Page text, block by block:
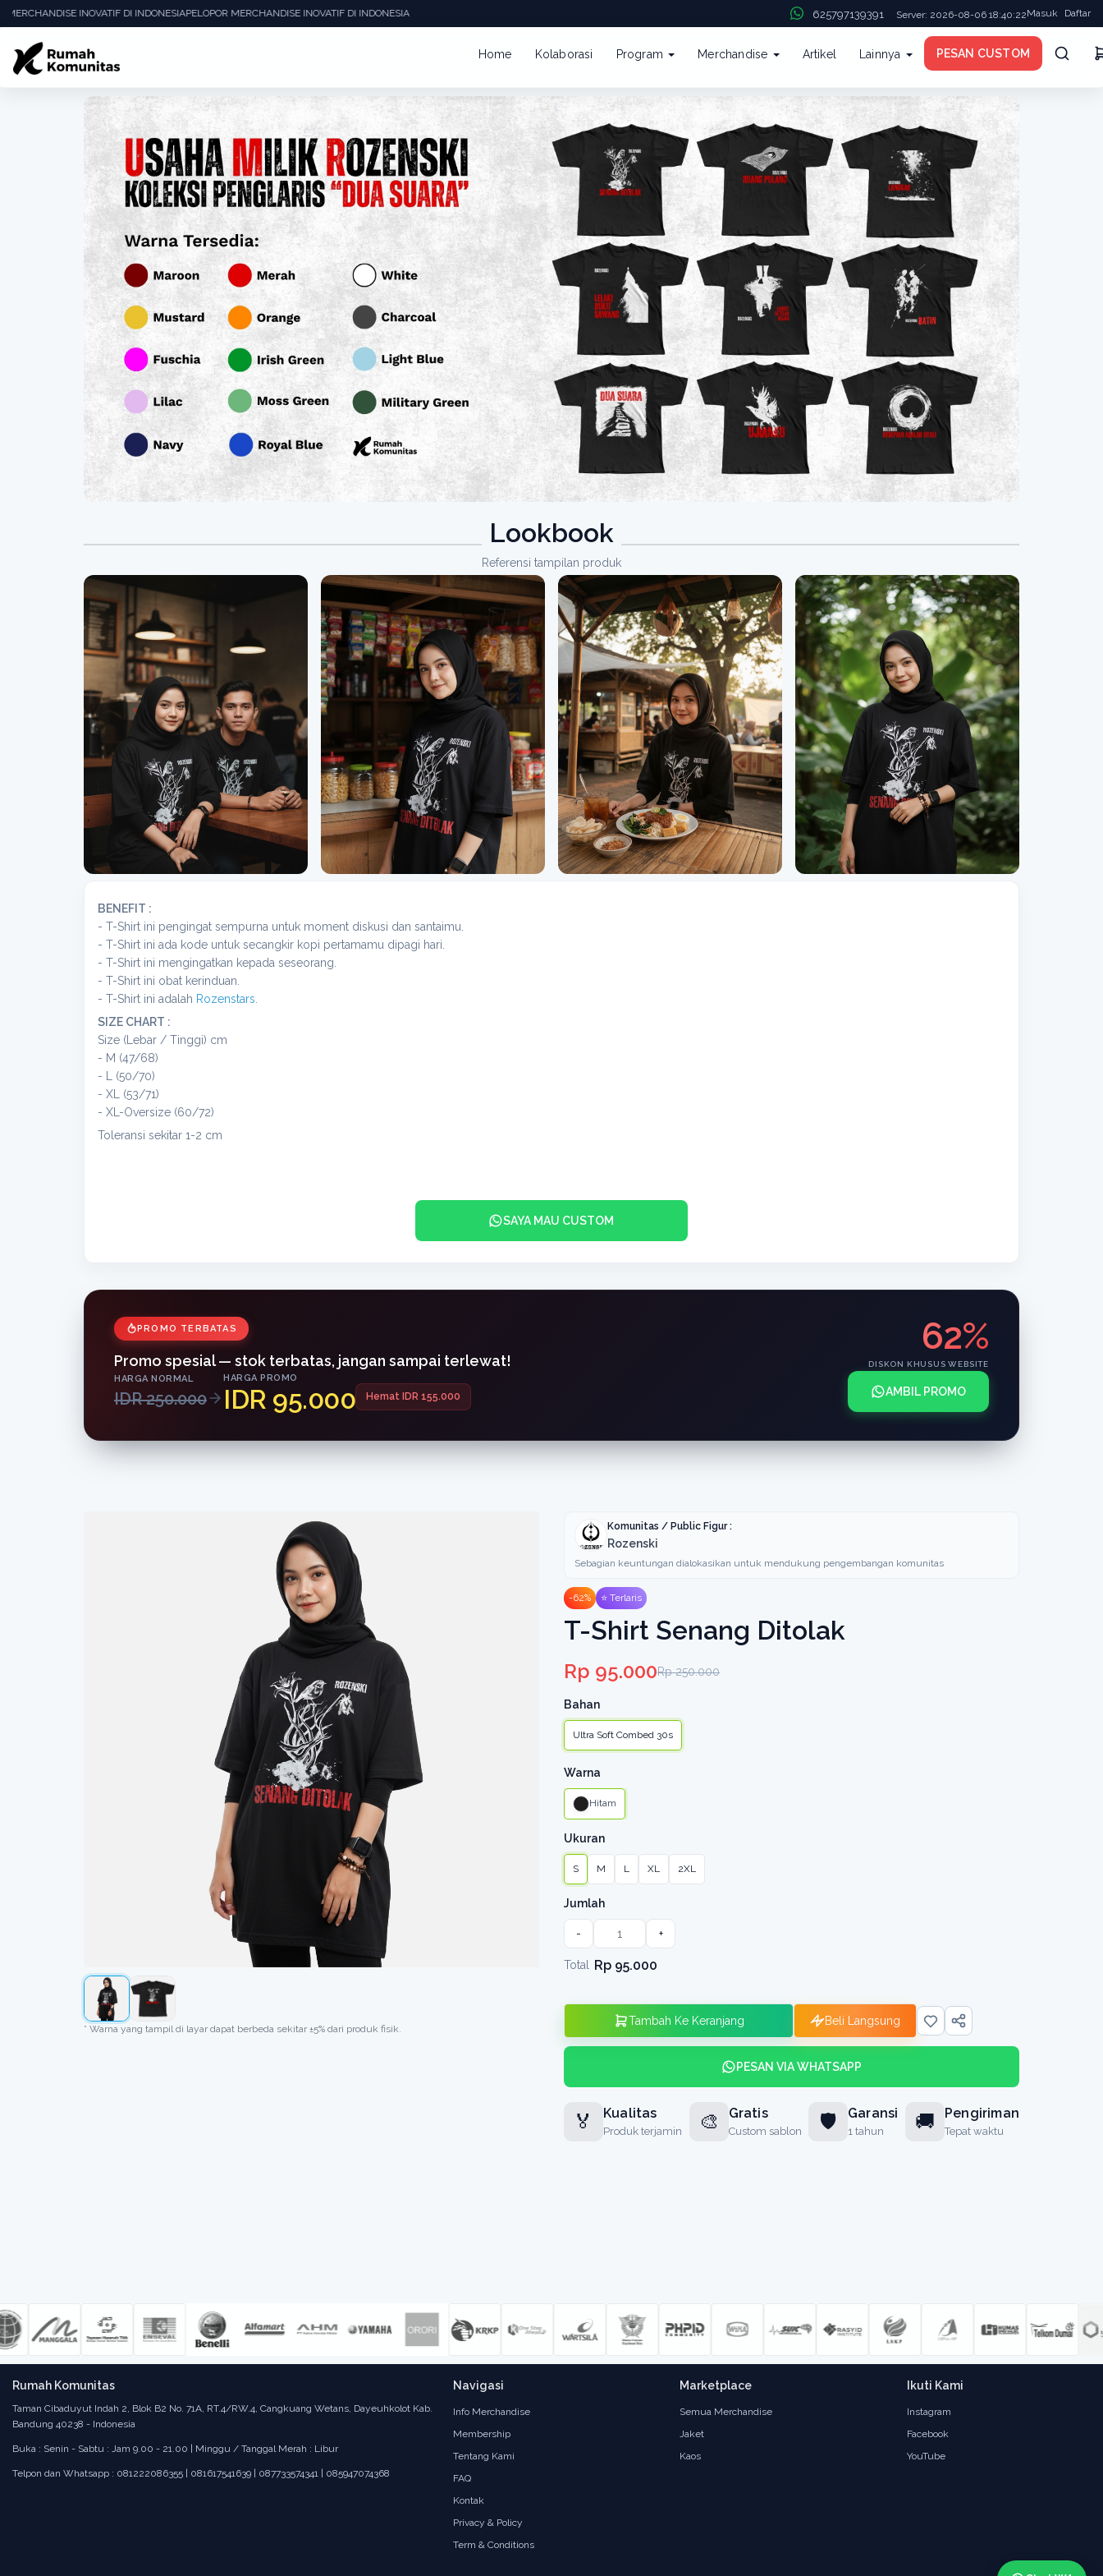
INOVATIF DI INDONESIAPELOPOR MERCHANDISE INOVATIF DI INDONESIA 625797139391 Server: 2026-08-06 18:40:22Masuk Daftar
Home Kolaborasi Program Merchandise Artikel Lainnya PESAN CUSTOM
Lookbook
Referensi tampilan produk
BENEFIT :
- T-Shirt ini pengingat sempurna untuk moment diskusi dan santaimu.
- T-Shirt ini ada kode untuk secangkir kopi pertamamu dipagi hari.
- T-Shirt ini mengingatkan kepada seseorang.
- T-Shirt ini obat kerinduan.
- T-Shirt ini adalah Rozenstars.
SIZE CHART :
Size (Lebar / Tinggi) cm
- M (47/68)
- L (50/70)
- XL (53/71)
- XL-Oversize (60/72)
Toleransi sekitar 1-2 cm
SAYA MAU CUSTOM
PROMO TERBATAS
Promo spesial — stok terbatas, jangan sampai terlewat!
HARGA NORMAL
IDR 250.000
HARGA PROMO
IDR 95.000 Hemat IDR 155.000
62%
DISKON KHUSUS WEBSITE
AMBIL PROMO
* Warna yang tampil di layar dapat berbeda sekitar ±5% dari produk fisik.
Komunitas / Public Figur :
Rozenski
Sebagian keuntungan dialokasikan untuk mendukung pengembangan komunitas
-62% ⭐ Terlaris
T-Shirt Senang Ditolak
Rp 95.000Rp 250.000
Bahan
Ultra Soft Combed 30s
Warna
Hitam
Ukuran
S M L XL 2XL
Jumlah
- +
Total Rp 95.000
Tambah Ke Keranjang Beli Langsung
PESAN VIA WHATSAPP
🏅 Kualitas
Produk terjamin 🎨 Gratis
Custom sablon 🛡️ Garansi
1 tahun 🚚 Pengiriman
Tepat waktu
Rumah Komunitas
Taman Cibaduyut Indah 2, Blok B2 No. 71A, RT.4/RW.4, Cangkuang Wetans, Dayeuhkolot Kab.
Bandung 40238 - Indonesia
Buka : Senin - Sabtu : Jam 9.00 - 21.00 | Minggu / Tanggal Merah : Libur
Telpon dan Whatsapp : 081222086355 | 081617541639 | 087733574341 | 085947074368
Navigasi
Info Merchandise
Membership
Tentang Kami
FAQ
Kontak
Privacy & Policy
Term & Conditions
Marketplace
Semua Merchandise
Jaket
Kaos
Ikuti Kami
Instagram
Facebook
YouTube